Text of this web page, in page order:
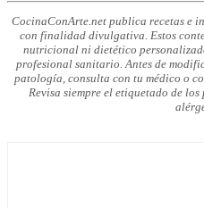
CocinaConArte.net publica recetas e
con finalidad divulgativa. Estos
nutricional ni dietético
profesional sanitario. Antes de
patología, consulta con tu médico o
Revisa siempre el etiquetado de